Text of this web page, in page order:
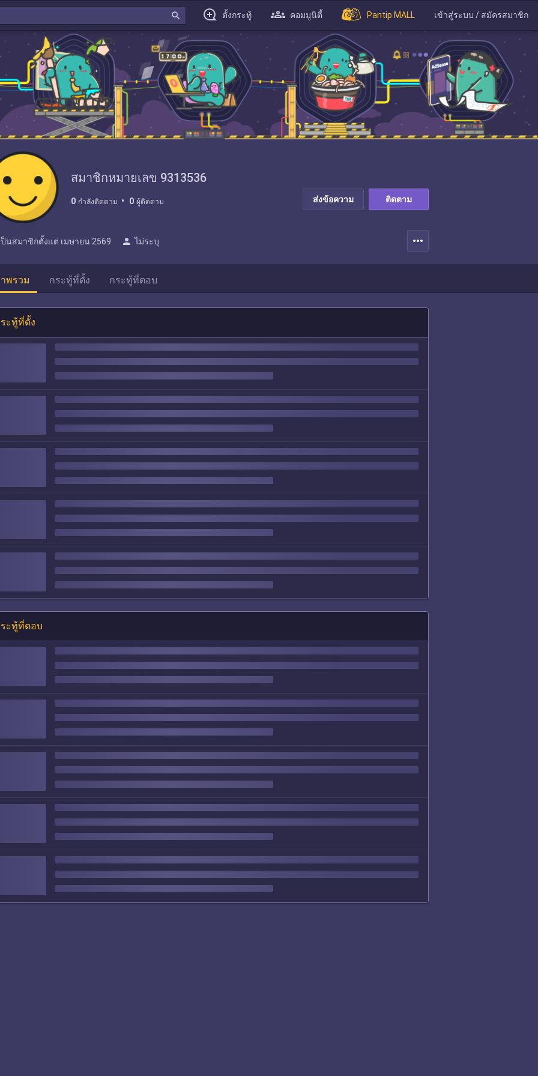
search ตั้งกระทู้ คอมมูนิตี้ Pantip MALL เข้าสู่ระบบ / สมัครสมาชิก
สมาชิกหมายเลข 9313536
0 กำลังติดตาม 0 ผู้ติดตาม ส่งข้อความ ติดตาม
ป็นสมาชิกตั้งแต่ เมษายน 2569 person ไม่ระบุ more_horiz
พรวม กระทู้ที่ตั้ง กระทู้ที่ตอบ
ะทู้ที่ตั้ง
ะทู้ที่ตอบ